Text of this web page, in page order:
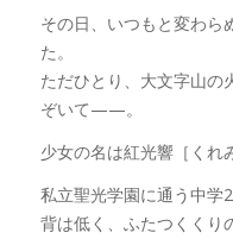
その日、いつもと変わら
た。
ただひとり、大文字山の
ぞいて——。
少女の名は紅光響［くれ
私立聖光学園に通う中学2
背は低く、ふたつくくり